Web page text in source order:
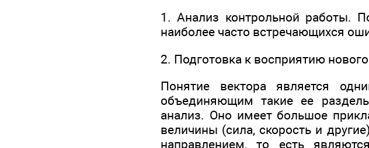
1. Анализ контрольной работы.
наиболее часто встречающихся
2. Подготовка к восприятию
Понятие вектора является
объединяющим такие ее
анализ. Оно имеет большое
величины (сила, скорость и
направлением, то есть